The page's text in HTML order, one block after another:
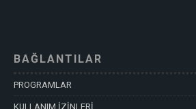
BAĞLANTILAR
PROGRAMLAR
KULLANIM İZİNLERİ